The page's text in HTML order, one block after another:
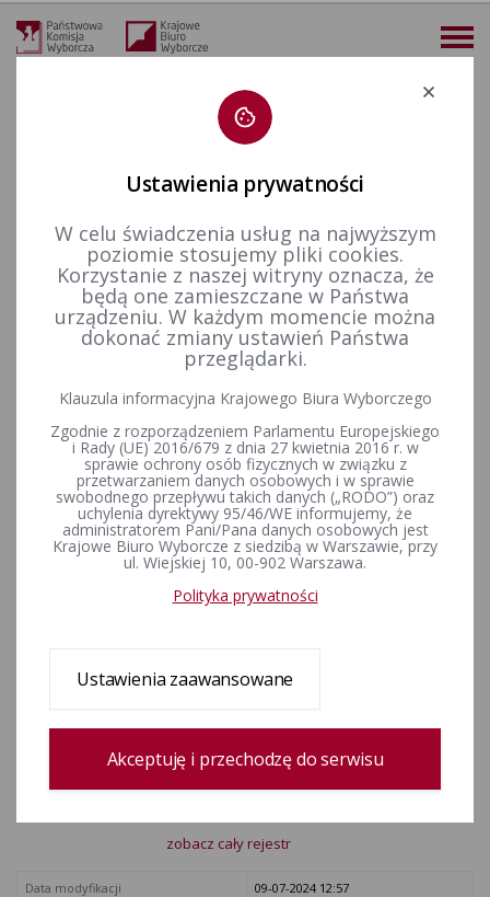
Deklaracja dostępności
więcej
Finansowanie polityki Akty prawne Rozporządzenie Ministra Finansów z dnia 27 września 2023 r. w sprawie sprawozdania finansowego komitetu wyborczego (Dz. U. poz. 2065).
Rozporządzenie Ministra
Finansów z dnia 27 września
2023 r. w sprawie
sprawozdania finansowego
komitetu wyborczego (Dz. U.
poz. 2065).
Data utworzenia
23-10-2023 11:24
zobacz cały rejestr
Data modyfikacji
09-07-2024 12:57
Ustawienia prywatności
W celu świadczenia usług na najwyższym
poziomie stosujemy pliki cookies.
Korzystanie z naszej witryny oznacza, że
będą one zamieszczane w Państwa
urządzeniu. W każdym momencie można
dokonać zmiany ustawień Państwa
przeglądarki.
Klauzula informacyjna Krajowego Biura Wyborczego
Zgodnie z rozporządzeniem Parlamentu Europejskiego
i Rady (UE) 2016/679 z dnia 27 kwietnia 2016 r. w
sprawie ochrony osób fizycznych w związku z
przetwarzaniem danych osobowych i w sprawie
swobodnego przepływu takich danych („RODO”) oraz
uchylenia dyrektywy 95/46/WE informujemy, że
administratorem Pani/Pana danych osobowych jest
Krajowe Biuro Wyborcze z siedzibą w Warszawie, przy
ul. Wiejskiej 10, 00-902 Warszawa.
Polityka prywatności
Ustawienia zaawansowane
Akceptuję i przechodzę do serwisu